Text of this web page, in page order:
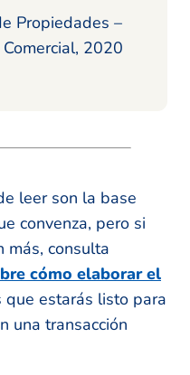
Propiedades –
2020
leer son la base
convenza, pero si
más, consulta
cómo elaborar el
que estarás listo para
una transacción